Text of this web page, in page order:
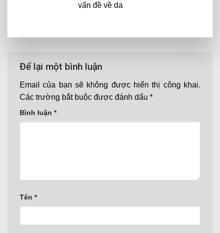
vấn đề về da
Để lại một bình luận
Email của bạn sẽ không được hiển thị công khai.
Các trường bắt buộc được đánh dấu *
Bình luận *
Tên *